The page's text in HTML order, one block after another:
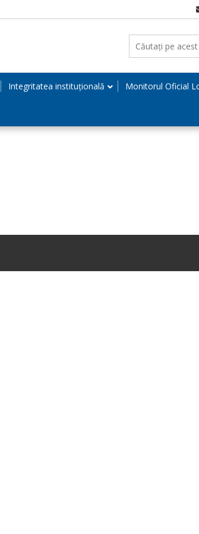
Integritatea instituțională Monitorul Oficial